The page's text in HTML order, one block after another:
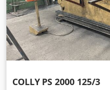
COLLY PS 2000 125/3